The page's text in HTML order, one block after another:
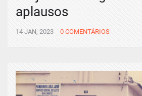
aplausos
14 JAN, 2023 0 COMENTÁRIOS